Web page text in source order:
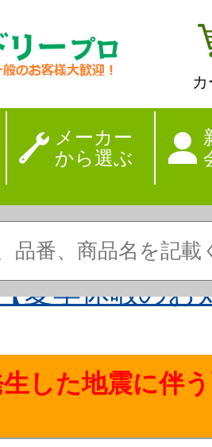
メーカー
から選ぶ
夏季休暇のお
した地震に伴